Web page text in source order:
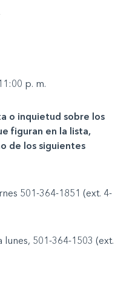
p. m.
o inquietud sobre los
figuran en la lista,
de los siguientes
501-364-1851 (ext. 4-
lunes, 501-364-1503 (ext.